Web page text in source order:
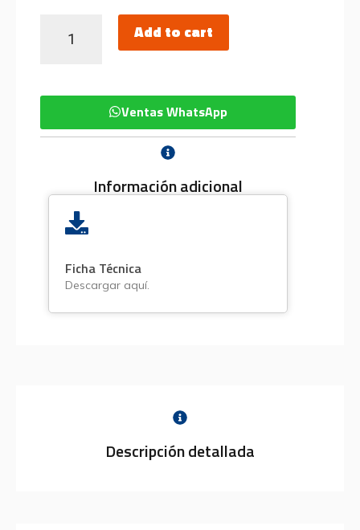
Add to cart
Ventas WhatsApp
Información adicional
Ficha Técnica
Descargar aquí.
Descripción detallada